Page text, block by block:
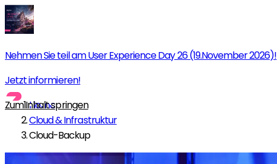
Nehmen Sie teil am User Experience Day 26 (19.November 2026)!
Jetzt informieren!
Zum Inhalt springen
Home
Cloud & Infrastruktur
Cloud-Backup